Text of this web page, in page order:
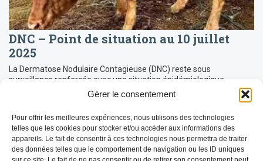
Gérer le consentement
Pour offrir les meilleures expériences, nous utilisons des technologies
telles que les cookies pour stocker et/ou accéder aux informations des
appareils. Le fait de consentir à ces technologies nous permettra de traiter
des données telles que le comportement de navigation ou les ID uniques
DNC – Point de situation au 10 juillet
2025
La Dermatose Nodulaire Contagieuse (DNC) reste sous
surveillance renforcée avec une situation épidémiologique
évolutive en Savoie. Voici les dernières informations disponibles
LIRE LA SUITE